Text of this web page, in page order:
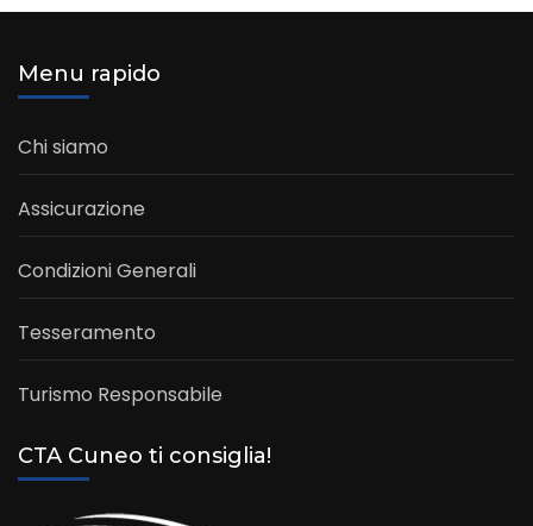
Menu rapido
Chi siamo
Assicurazione
Condizioni Generali
Tesseramento
Turismo Responsabile
CTA Cuneo ti consiglia!